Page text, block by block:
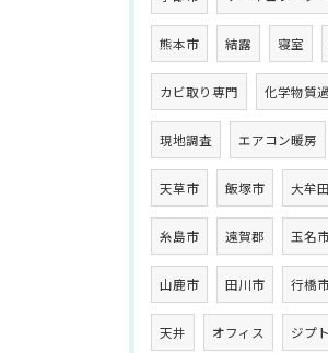
熊本市 結露 寝室
カビ取り専門 化学物質
現地調査 エアコン暖房
天草市 飯塚市 大牟
糸島市 遠賀郡 玉名
山鹿市 田川市 行橋
天井 オフィス ジプ